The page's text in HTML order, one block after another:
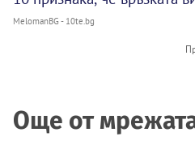
MelomanBG - 10te.bg
Още от